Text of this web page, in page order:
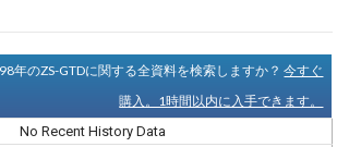
年のZS-GTDに関する全資料を検索しますか？今すぐ
購入。1時間以内に入手できます。
No Recent History Data